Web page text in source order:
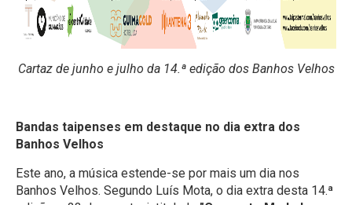
Cartaz de junho e julho da 14.ª edição dos Banhos Velhos
Bandas taipenses em destaque no dia extra dos
Banhos Velhos
Este ano, a música estende-se por mais um dia nos
Banhos Velhos. Segundo Luís Mota, o dia extra desta 14.ª